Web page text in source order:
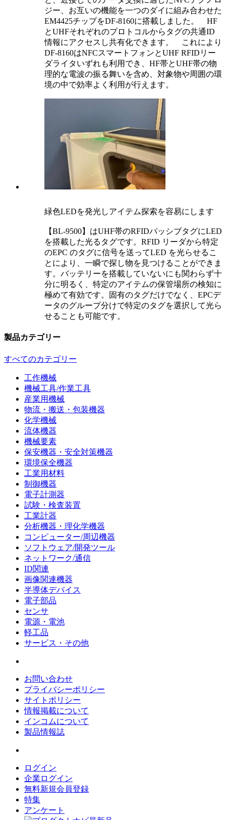
ジー、お互いの機能を一つのダイに組み合わせた
EM4425チップをDF-8160に搭載しました。 HF
とUHFそれぞれのプロトコルからタグの共通ID
情報にアクセスし共有化できます。 これにより
DF-8160はNFCスマートフォンとUHF RFIDリー
ダライタいずれも利用でき、HF帯とUHF帯の物
理的な電波の振る舞いを含め、対象物や周囲の環
境の中で効率よく利用が行えます。
緑色LEDを発光しアイテム探索を容易にします
【BL-9500】はUHF帯のRFIDパッシブタグにLED
を搭載した光るタグです。RFID リーダから特定
のEPC のタグに信号を送ってLED を光らせるこ
とにより、一瞬で探し物を見つけることができま
す。バッテリーを搭載していないにも関わらず十
分に明るく、特定のアイテムの保管場所の検知に
極めて有効です。固有のタグだけでなく、EPCデ
ータのグループ分けで特定のタグを選択して光ら
せることも可能です。
製品カテゴリー
すべてのカテゴリー
工作機械
機械工具/作業工具
産業用機械
物流・搬送・包装機器
化学機械
流体機器
機械要素
保安機器・安全対策機器
環境保全機器
工業用材料
制御機器
電子計測器
試験・検査装置
工業計器
分析機器・理化学機器
コンピューター/周辺機器
ソフトウェア/開発ツール
ネットワーク/通信
ID関連
画像関連機器
半導体デバイス
電子部品
センサ
電源・電池
軽工品
サービス・その他
お問い合わせ
プライバシーポリシー
サイトポリシー
情報掲載について
インコムについて
製品情報誌
ログイン
企業ログイン
無料新規会員登録
特集
アンケート